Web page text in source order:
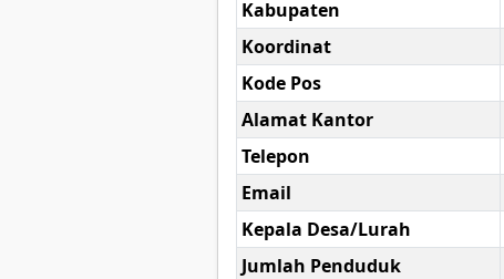
Kabupaten
Koordinat
Kode Pos
Alamat Kantor
Telepon
Email
Kepala Desa/Lurah
Jumlah Penduduk